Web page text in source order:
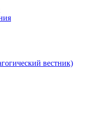
вестник)